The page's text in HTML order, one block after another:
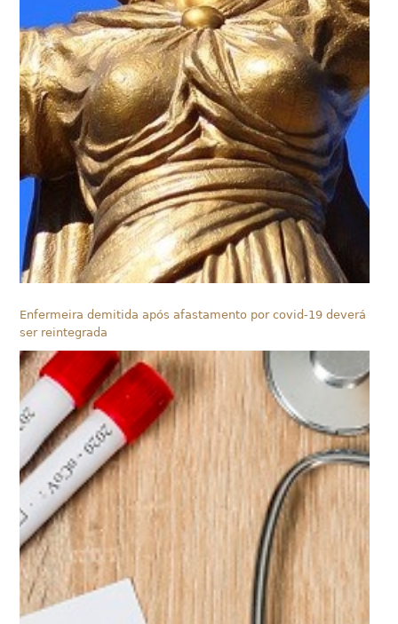
Enfermeira demitida após afastamento por covid-19 deverá
ser reintegrada